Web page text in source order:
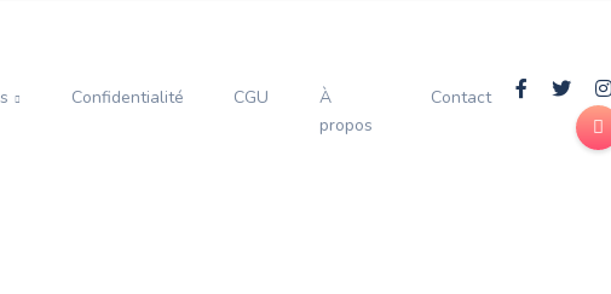
Confidentialité CGU
À
propos
Contact